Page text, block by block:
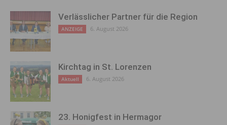
Verlässlicher Partner für die Region
ANZEIGE 6. August 2026
Kirchtag in St. Lorenzen
Aktuell 6. August 2026
23. Honigfest in Hermagor